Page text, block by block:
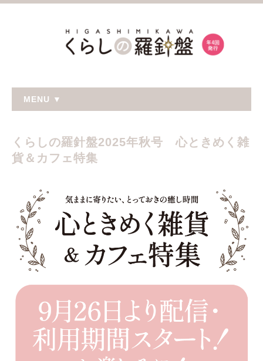
MENU ▼
くらしの羅針盤2025年秋号 心ときめく雑
貨＆カフェ特集